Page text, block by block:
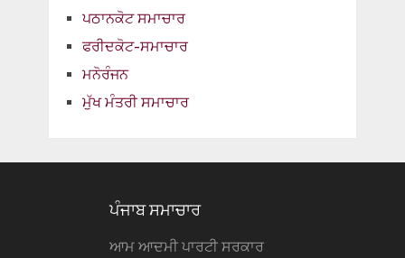
ਪਠਾਨਕੋਟ ਸਮਾਚਾਰ
ਫਰੀਦਕੋਟ-ਸਮਾਚਾਰ
ਮਨੋਰੰਜਨ
ਮੁੱਖ ਮੰਤਰੀ ਸਮਾਚਾਰ
ਪੰਜਾਬ ਸਮਾਚਾਰ
ਆਮ ਆਦਮੀ ਪਾਰਟੀ ਸਰਕਾਰ